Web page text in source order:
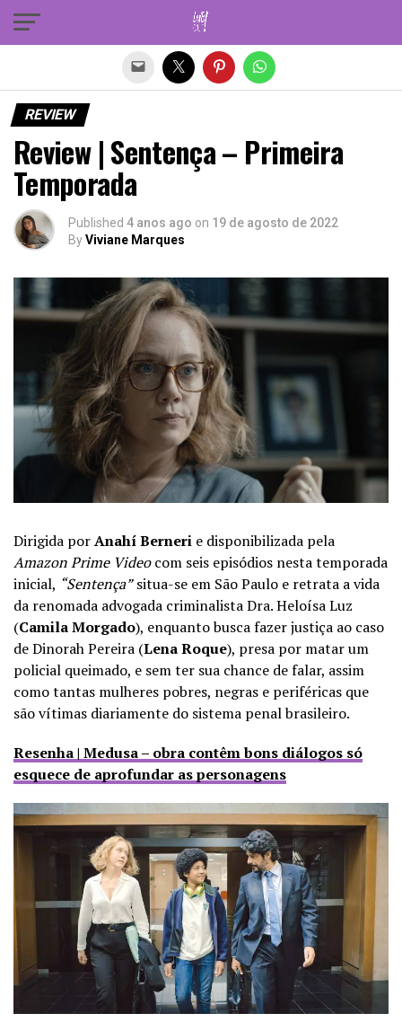
REVIEW
Review | Sentença – Primeira
Temporada
Published 4 anos ago on 19 de agosto de 2022
ByViviane Marques
Dirigida porAnahí Berneri e disponibilizada pela
Amazon Prime Videocom seis episódios nesta temporada
inicial, “Sentença”situa-se em São Paulo e retrata a vida
da renomada advogada criminalista Dra. Heloísa Luz
(Camila Morgado), enquanto busca fazer justiça ao caso
de Dinorah Pereira (Lena Roque), presa por matar um
policial queimado, e sem ter sua chance de falar, assim
como tantas mulheres pobres, negras e periféricas que
são vítimas diariamente do sistema penal brasileiro.
Resenha | Medusa – obra contêm bons diálogos só
esquece de aprofundar as personagens
Sair da versão mobile